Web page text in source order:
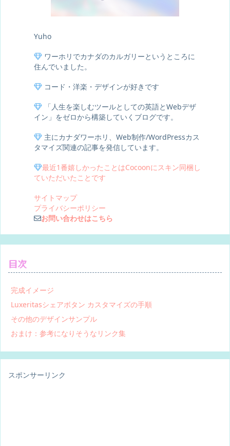
Yuho
ワーホリでカナダのカルガリーというところに
住んでいました。
コード・洋楽・デザインが好きです
「人生を楽しむツールとしての英語とWebデザ
イン」をゼロから構築していくブログです。
主にカナダワーホリ、Web制作/WordPressカス
タマイズ関連の記事を発信しています。
最近1番嬉しかったことはCocoonにスキン同梱し
ていただいたことです
サイトマップ
プライバシーポリシー
お問い合わせはこちら
目次
完成イメージ
Luxeritasシェアボタン カスタマイズの手順
その他のデザインサンプル
おまけ：参考になりそうなリンク集
スポンサーリンク